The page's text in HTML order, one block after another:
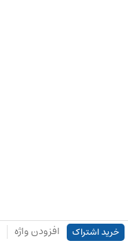
خرید اشتراک افزودن واژه